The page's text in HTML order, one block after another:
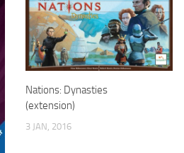
Nations: Dynasties
(extension)
3 JAN, 2016